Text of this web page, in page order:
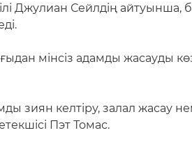
Джулиан Сейлдің айтуынша,
мінсіз адамды жасауды
зиян келтіру, залал жасау
Пэт Томас.